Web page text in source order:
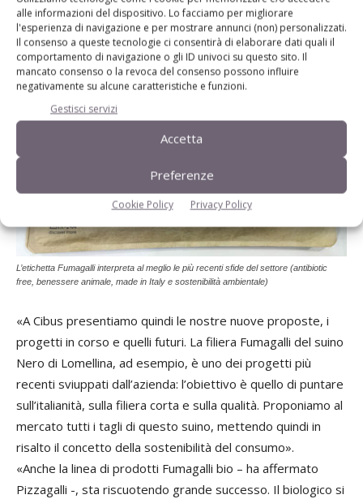
alle informazioni del dispositivo. Lo facciamo per migliorare
l'esperienza di navigazione e per mostrare annunci (non) personalizzati.
Il consenso a queste tecnologie ci consentirà di elaborare dati quali il
comportamento di navigazione o gli ID univoci su questo sito. Il
mancato consenso o la revoca del consenso possono influire
negativamente su alcune caratteristiche e funzioni.
Gestisci servizi
Accetta
Preferenze
Cookie Policy Privacy Policy
L’etichetta Fumagalli interpreta al meglio le più recenti sfide del settore (antibiotic
free, benessere animale, made in Italy e sostenibilità ambientale)
«A Cibus presentiamo quindi le nostre nuove proposte, i
progetti in corso e quelli futuri. La filiera Fumagalli del suino
Nero di Lomellina, ad esempio, è uno dei progetti più
recenti sviuppati dall’azienda: l’obiettivo è quello di puntare
sull’italianità, sulla filiera corta e sulla qualità. Proponiamo al
mercato tutti i tagli di questo suino, mettendo quindi in
risalto il concetto della sostenibilità del consumo».
«Anche la linea di prodotti Fumagalli bio – ha affermato
Pizzagalli -, sta riscuotendo grande successo. Il biologico si